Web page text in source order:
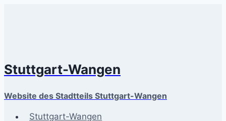
Stuttgart-Wangen
Website des Stadtteils Stuttgart-Wangen
Stuttgart-Wangen